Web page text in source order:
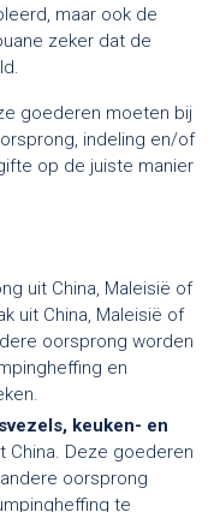
maar ook de
zeker dat de
goederen moeten bij
indeling en/of
op de juiste manier
uit China, Maleisië of
uit China, Maleisië of
oorsprong worden
en
keuken- en
China. Deze goederen
oorsprong
te